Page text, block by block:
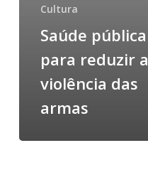
Cultura
Saúde pública
para reduzir a
violência das
armas